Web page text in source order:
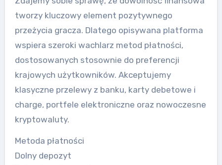
tworzy kluczowy element pozytywnego
przeżycia gracza. Dlatego opisywana platforma
wspiera szeroki wachlarz metod płatności,
dostosowanych stosownie do preferencji
krajowych użytkowników. Akceptujemy
klasyczne przelewy z banku, karty debetowe i
charge, portfele elektroniczne oraz nowoczesne
kryptowaluty.
Metoda płatności
Dolny depozyt